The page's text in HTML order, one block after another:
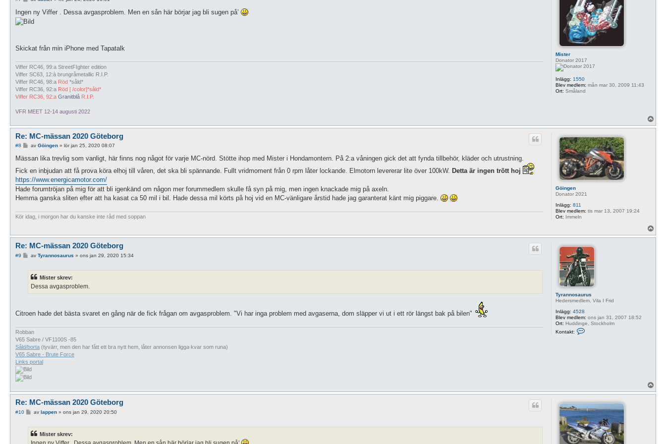
Mister
Donator 2017
Inlägg: 1550
Blev medlem: mån mar 30, 2009 11:43
Ort: Småland
l
g
Ingen ny Viffer . Dessa avgasproblem. Men en sån här börjar jag bli sugen på’
Skickat från min iPhone med Tapatalk
Viffer RC46, 99:a StreetFIghter edition
Viffer SC63, 12:à brungråmetallic R.I.P.
Viffer RC46, 98:a Röd *såld*
Viffer RC36, 92:a Röd [ /color]*såld*
Viffer RC36, 92:a Granitblå R.I.P.
VFR MEET 12-14 augusti 2022
p
Göingen
Donator 2021
Inlägg: 811
Blev medlem: tis mar 13, 2007 19:24
Ort: Immeln
Re: MC-mässan 2020 Göteborg
#8
l
g
g
av Göingen» lör jan 25, 2020 08:07
Mässan lika trevlig som vanligt, här finns nog något för varje MC-nörd. Stötte ihop med Mister i Hondamontern. På 2:a våningen gick det att fynda tillbehör, kläder och utrustning.
Fick en inbjudan att få prova köra elhoj till våren, det ska bli spännande. Fullt vridmoment från 0 rpm låter lockande. Elmotorn levererar lite över 100kW. Detta är ingen trött hoj
https://www.energicamotor.com/
Hade forumtröjan på mig för att bli igenkänd om någon mer forummedlem skulle få syn på mig, men ingen knackade mig på axeln.
Hemma ganska sliten efter att ha kasat ca 50 mil i bil. Hade dessa mil körts på hoj vid en MC-vänligare årstid hade jag garanterat känt mig piggare.
Kör idag, i morgon har du kanske inte råd med soppan
p
Tyrannosaurus
Hedersmedlem, Vila I Frid
Inlägg: 4528
Blev medlem: ons jan 31, 2007 18:52
Ort: Huddinge, Stockholm
Kontakt:
a
n
o
s
a
u
r
u
Re: MC-mässan 2020 Göteborg
#9
g
g
av Tyrannosaurus » ons jan 29, 2020 15:34
Mister skrev:
Dessa avgasproblem.
Citroen hade det bästa svaret en gång när de fick frågan om avgasproblem. "Vi har inga problem med avgaserna, dom släpper vi ut i ett rör längst bak på bilen"
Robban
V65 Sabre / VF1100S -85
Såld/borta (tyvärr, men den har fått ett bra nytt hem, låter annonsen ligga kvar som runa)
V65 Sabre - Brute Force
Links portal
p
Re: MC-mässan 2020 Göteborg
#10
g
g
av lappen» ons jan 29, 2020 20:50
Mister skrev: